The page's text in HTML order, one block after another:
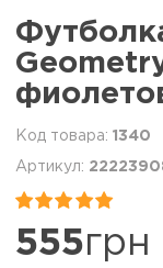
1340


555грн